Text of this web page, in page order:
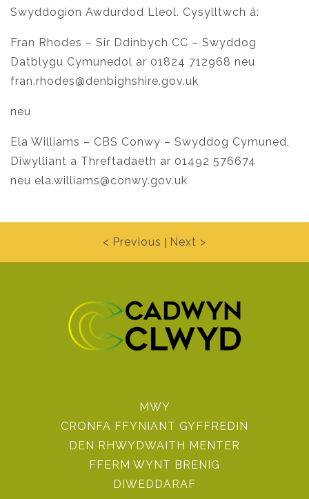
Swyddogion Awdurdod Lleol. Cysylltwch â:
Fran Rhodes – Sir Ddinbych CC – Swyddog
Datblygu Cymunedol ar 01824 712968 neu
fran.rhodes@denbighshire.gov.uk
neu
Ela Williams – CBS Conwy – Swyddog Cymuned,
Diwylliant a Threftadaeth ar 01492 576674
neu ela.williams@conwy.gov.uk
< Previous | Next >
MWY
CRONFA FFYNIANT GYFFREDIN
DEN RHWYDWAITH MENTER
FFERM WYNT BRENIG
DIWEDDARAF